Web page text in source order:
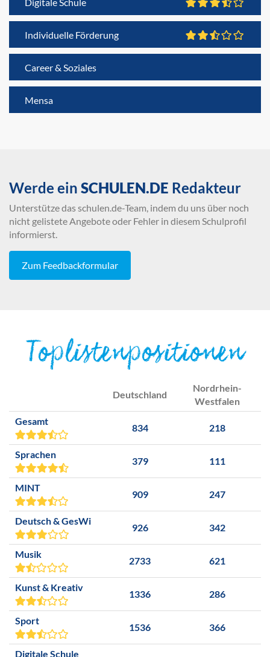
Individuelle Förderung
Career & Soziales
Mensa
Werde ein SCHULEN.DE Redakteur
Unterstütze das schulen.de-Team, indem du uns über noch
nicht gelistete Angebote oder Fehler in diesem Schulprofil
informierst.
Zum Feedbackformular
Toplistenpositionen
Deutschland
Nordrhein-
Westfalen
Gesamt
834 218
Sprachen
379 111
MINT
909 247
Deutsch & GesWi
926 342
Musik
2733 621
Kunst & Kreativ
1336 286
Sport
1536 366
Digitale Schule